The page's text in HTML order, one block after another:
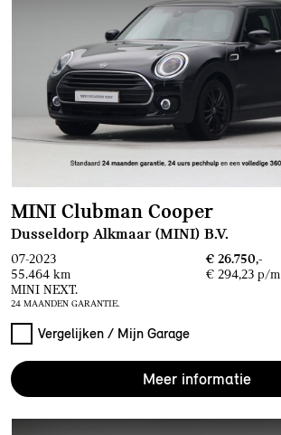
MINI Clubman Cooper
Dusseldorp Alkmaar (MINI) B.V.
07-2023
€ 26.750,-
55.464 km
€ 294,23 p/m
MINI NEXT.
24 MAANDEN GARANTIE.
Vergelijken / Mijn Garage
Meer informatie